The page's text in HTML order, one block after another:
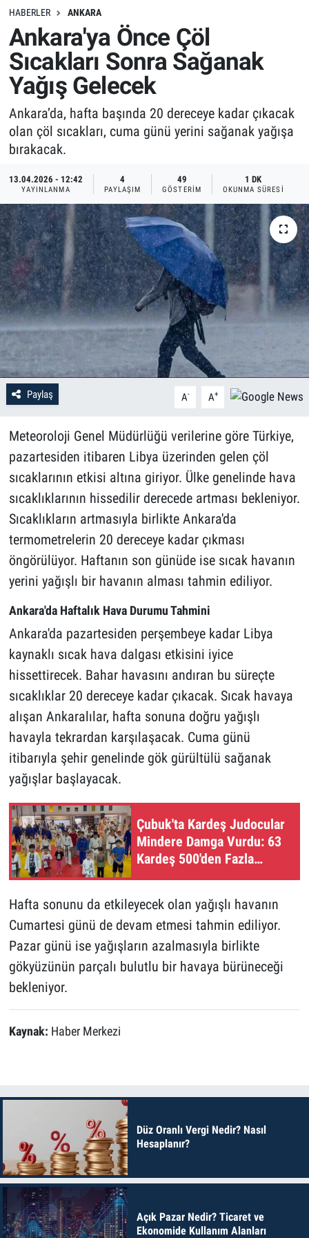
HABERLER ANKARA
Ankara'ya Önce Çöl
Sıcakları Sonra Sağanak
Yağış Gelecek
Ankara’da, hafta başında 20 dereceye kadar çıkacak
olan çöl sıcakları, cuma günü yerini sağanak yağışa
bırakacak.
13.04.2026 - 12:42
YAYINLANMA
4
PAYLAŞIM
49
GÖSTERIM
1 DK
OKUNMA SÜRESI
Paylaş A- A+
Meteoroloji Genel Müdürlüğü verilerine göre Türkiye,
pazartesiden itibaren Libya üzerinden gelen çöl
sıcaklarının etkisi altına giriyor. Ülke genelinde hava
sıcaklıklarının hissedilir derecede artması bekleniyor.
Sıcaklıkların artmasıyla birlikte Ankara'da
termometrelerin 20 dereceye kadar çıkması
öngörülüyor. Haftanın son günüde ise sıcak havanın
yerini yağışlı bir havanın alması tahmin ediliyor.
Ankara'da Haftalık Hava Durumu Tahmini
Ankara'da pazartesiden perşembeye kadar Libya
kaynaklı sıcak hava dalgası etkisini iyice
hissettirecek. Bahar havasını andıran bu süreçte
sıcaklıklar 20 dereceye kadar çıkacak. Sıcak havaya
alışan Ankaralılar, hafta sonuna doğru yağışlı
havayla tekrardan karşılaşacak. Cuma günü
itibarıyla şehir genelinde gök gürültülü sağanak
yağışlar başlayacak.
Çubuk'ta Kardeş Judocular
Mindere Damga Vurdu: 63
Kardeş 500'den Fazla
Hafta sonunu da etkileyecek olan yağışlı havanın
Cumartesi günü de devam etmesi tahmin ediliyor.
Pazar günü ise yağışların azalmasıyla birlikte
gökyüzünün parçalı bulutlu bir havaya bürüneceği
bekleniyor.
Kaynak: Haber Merkezi
Düz Oranlı Vergi Nedir? Nasıl
Hesaplanır?
Açık Pazar Nedir? Ticaret ve
Ekonomide Kullanım Alanları